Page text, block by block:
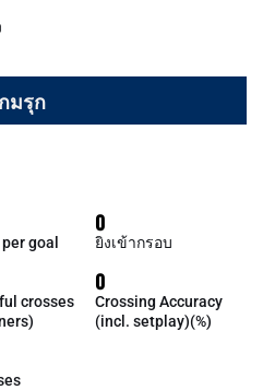
มรุก
goal
0
ยิงเข้ากรอบ
crosses
0
Crossing Accuracy
(incl. setplay)(%)